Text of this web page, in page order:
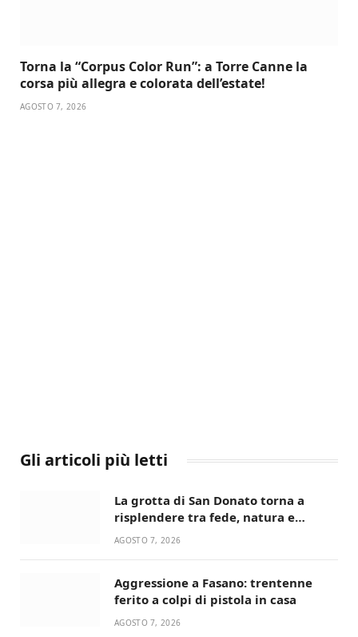
Torna la “Corpus Color Run”: a Torre Canne la
corsa più allegra e colorata dell’estate!
AGOSTO 7, 2026
Gli articoli più letti
La grotta di San Donato torna a
risplendere tra fede, natura e
devozione
AGOSTO 7, 2026
Aggressione a Fasano: trentenne
ferito a colpi di pistola in casa
AGOSTO 7, 2026